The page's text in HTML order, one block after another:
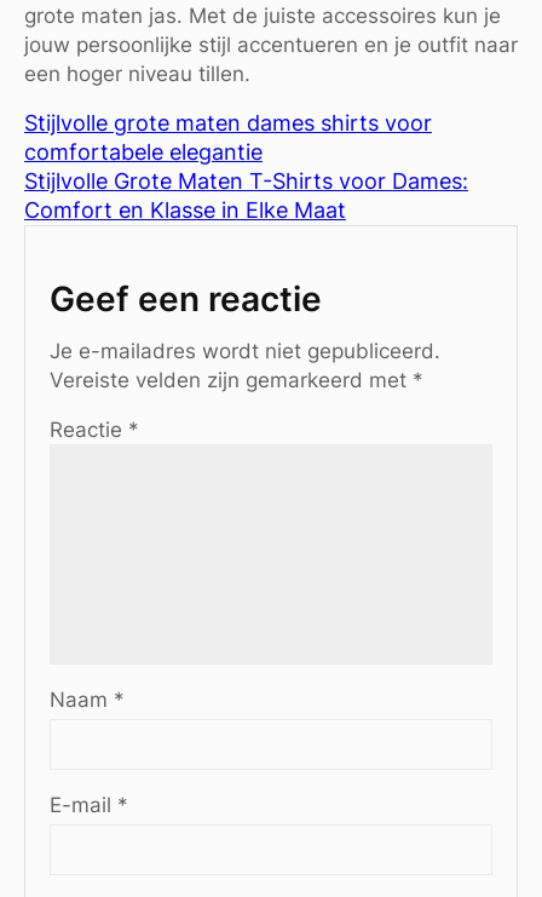
grote maten jas. Met de juiste accessoires kun je
jouw persoonlijke stijl accentueren en je outfit naar
een hoger niveau tillen.
Stijlvolle grote maten dames shirts voor
comfortabele elegantie
Stijlvolle Grote Maten T-Shirts voor Dames:
Comfort en Klasse in Elke Maat
Geef een reactie
Je e-mailadres wordt niet gepubliceerd.
Vereiste velden zijn gemarkeerd met *
Reactie *
Naam *
E-mail *